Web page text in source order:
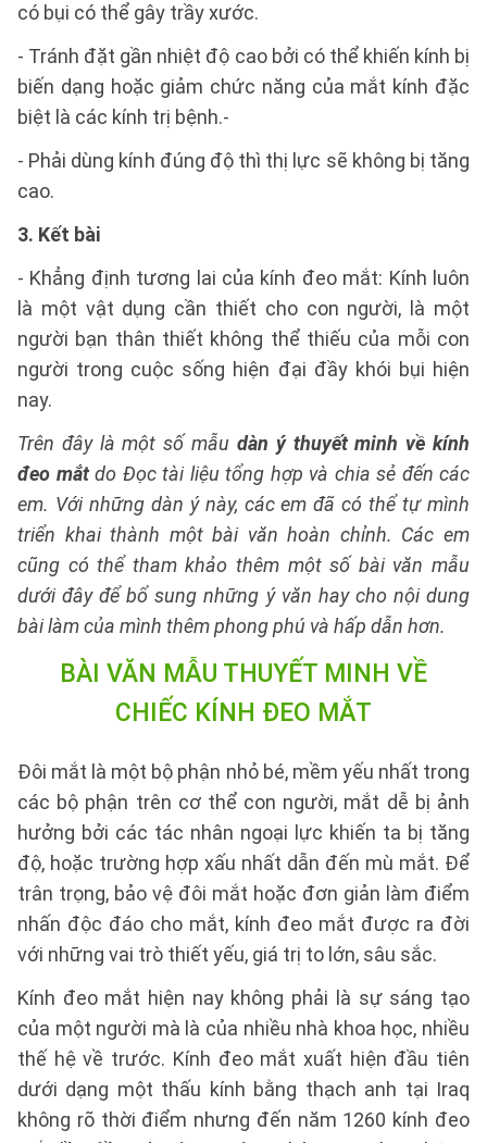
có bụi có thể gây trầy xước.
- Tránh đặt gần nhiệt độ cao bởi có thể khiến kính bị
biến dạng hoặc giảm chức năng của mắt kính đặc
biệt là các kính trị bệnh.-
- Phải dùng kính đúng độ thì thị lực sẽ không bị tăng
cao.
3. Kết bài
- Khẳng định tương lai của kính đeo mắt: Kính luôn
là một vật dụng cần thiết cho con người, là một
người bạn thân thiết không thể thiếu của mỗi con
người trong cuộc sống hiện đại đầy khói bụi hiện
nay.
Trên đây là một số mẫu dàn ý thuyết minh về kính
đeo mắtdo Đọc tài liệu tổng hợp và chia sẻ đến các
em. Với những dàn ý này, các em đã có thể tự mình
triển khai thành một bài văn hoàn chỉnh. Các em
cũng có thể tham khảo thêm một số bài văn mẫu
dưới đây để bổ sung những ý văn hay cho nội dung
bài làm của mình thêm phong phú và hấp dẫn hơn.
BÀI VĂN MẪU THUYẾT MINH VỀ
CHIẾC KÍNH ĐEO MẮT
Đôi mắt là một bộ phận nhỏ bé, mềm yếu nhất trong
các bộ phận trên cơ thể con người, mắt dễ bị ảnh
hưởng bởi các tác nhân ngoại lực khiến ta bị tăng
độ, hoặc trường hợp xấu nhất dẫn đến mù mắt. Để
trân trọng, bảo vệ đôi mắt hoặc đơn giản làm điểm
nhấn độc đáo cho mắt, kính đeo mắt được ra đời
với những vai trò thiết yếu, giá trị to lớn, sâu sắc.
Kính đeo mắt hiện nay không phải là sự sáng tạo
của một người mà là của nhiều nhà khoa học, nhiều
thế hệ về trước. Kính đeo mắt xuất hiện đầu tiên
dưới dạng một thấu kính bằng thạch anh tại Iraq
không rõ thời điểm nhưng đến năm 1260 kính đeo